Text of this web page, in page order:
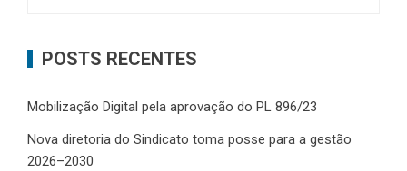
POSTS RECENTES
Mobilização Digital pela aprovação do PL 896/23
Nova diretoria do Sindicato toma posse para a gestão
2026–2030